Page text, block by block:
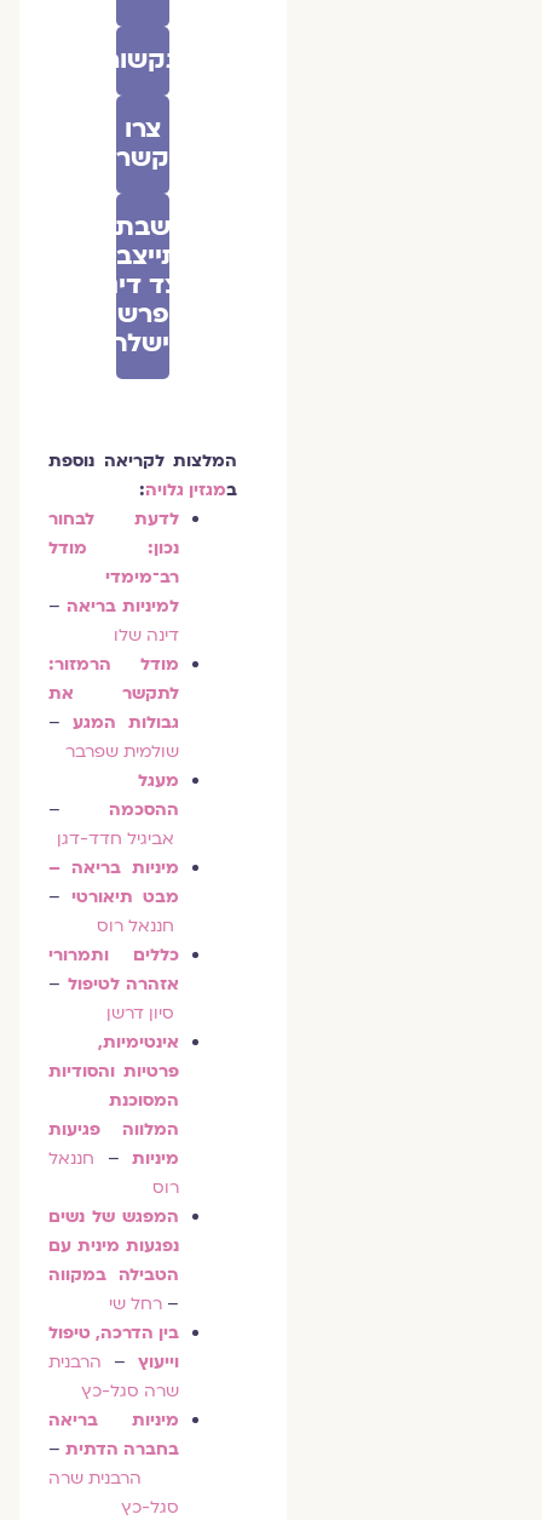
בתקשורת
צרו
קשר
שבת
התייצבות
לצד דינה
- פרשת
וישלח
המלצות לקריאה נוספת
מגזין גלויה:
לדעת לבחור
נכון: מודל
רב־מימדי
למיניות בריאה–
דינה שלו
מודל הרמזור:
לתקשר את
גבולות המגע –
שולמית שפרבר
מעגל
ההסכמה–
אביגיל חדד-דגן
מיניות בריאה –
מבט תיאורטי–
חננאל רוס
כללים ותמרורי
אזהרה לטיפול–
סיון דרשן
אינטימיות,
פרטיות והסודיות
המסוכנת
המלווה פגיעות
מיניות–
חננאל
רוס
המפגש של נשים
נפגעות מינית עם
הטבילה במקווה
–רחל שי
בין הדרכה, טיפול
וייעוץ– הרבנית
שרה סגל-כץ
מיניות בריאה
בחברה הדתית–
הרבנית שרה
סגל-כץ